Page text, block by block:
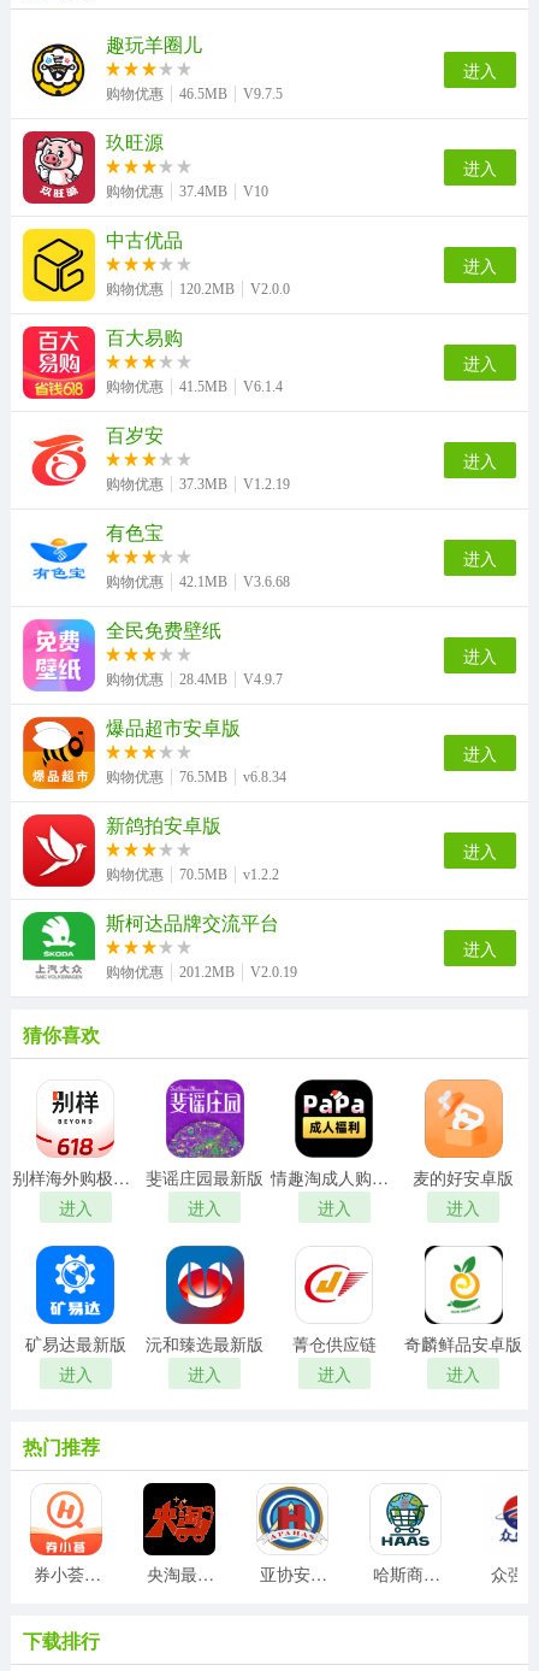
趣玩羊圈儿
购物优惠 46.5MB V9.7.5
进入
玖旺源
购物优惠 37.4MB V10
进入
中古优品
购物优惠 120.2MB V2.0.0
进入
百大易购
购物优惠 41.5MB V6.1.4
进入
百岁安
购物优惠 37.3MB V1.2.19
进入
有色宝
购物优惠 42.1MB V3.6.68
进入
全民免费壁纸
购物优惠 28.4MB V4.9.7
进入
爆品超市安卓版
购物优惠 76.5MB v6.8.34
进入
新鸽拍安卓版
购物优惠 70.5MB v1.2.2
进入
斯柯达品牌交流平台
购物优惠 201.2MB V2.0.19
进入
猜你喜欢
别样海外购极速版
进入
斐谣庄园最新版
进入
情趣淘成人购物商城最新版
进入
麦的好安卓版
进入
矿易达最新版
进入
沅和臻选最新版
进入
菁仓供应链
进入
奇麟鲜品安卓版
进入
热门推荐
券小荟安卓版 央淘最新版 亚协安卓版 哈斯商城安卓版 众强
下载排行